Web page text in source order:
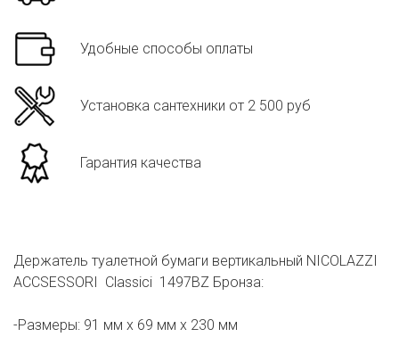
Удобные способы оплаты
Установка сантехники от 2 500 руб
Гарантия качества
Держатель туалетной бумаги вертикальный NICOLAZZI
ACCSESSORI Classici 1497BZ Бронза:
-Размеры: 91 мм х 69 мм х 230 мм